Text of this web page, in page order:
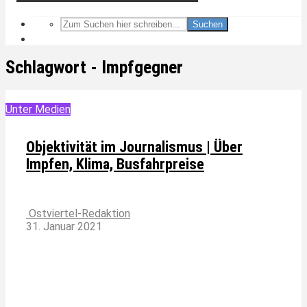
Suchen
Schlagwort - Impfgegner
Unter Medien
Objektivität im Journalismus | Über
Impfen, Klima, Busfahrpreise
Ostviertel-Redaktion
31. Januar 2021